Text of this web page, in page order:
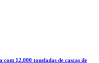
12.000 toneladas de cascas de